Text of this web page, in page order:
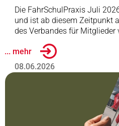
Die FahrSchulPraxis Juli
und ist ab diesem Zeitpunkt
des Verbandes für Mitglieder
... mehr
08.06.2026